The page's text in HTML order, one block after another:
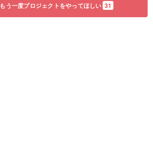
もう一度プロジェクトをやってほしい 31